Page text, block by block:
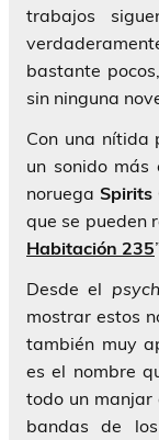
trabajos
bastante
sin ninguna
Con una nítida
un sonido más
noruega Spirits
que se pueden
Habitación 235
Desde el psych
mostrar estos
también muy
es el nombre
todo un manjar
bandas de